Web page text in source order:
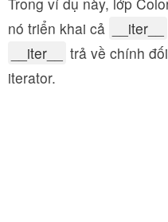
nó triển khai cả
__iter__
__iter__
trả về chính
iterator.